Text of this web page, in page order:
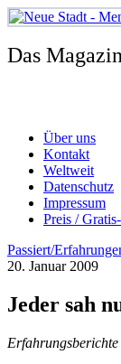
Zum
Inhalt
springen
Das
Über uns
Kontakt
Weltweit
Datenschutz
Impressum
Preis /
Passiert/
20. Januar 2009
Jeder sah
Erfahrungsberichte